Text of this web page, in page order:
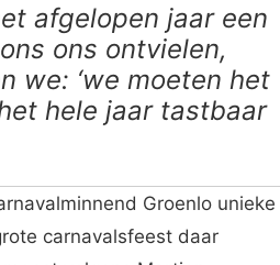
afgelopen jaar een
ons ontvielen,
we: ‘we moeten het
hele jaar tastbaar
Groenlo unieke
carnavalsfeest daar